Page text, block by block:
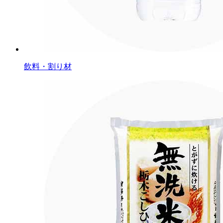
飲料・割り材